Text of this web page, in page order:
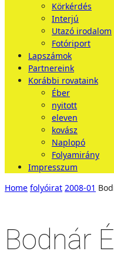
Körkérdés
Interjú
Utazó irodalom
Fotóriport
Lapszámok
Partnereink
Korábbi rovataink
Éber
nyitott
eleven
kovász
Naplopó
Folyamirány
Impresszum
Home folyóirat 2008-01
Bodnár